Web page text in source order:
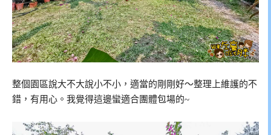
整個園區說大不大說小不小，適當的剛剛好～整理上維護的不
錯，有用心。我覺得這邊蠻適合團體包場的~